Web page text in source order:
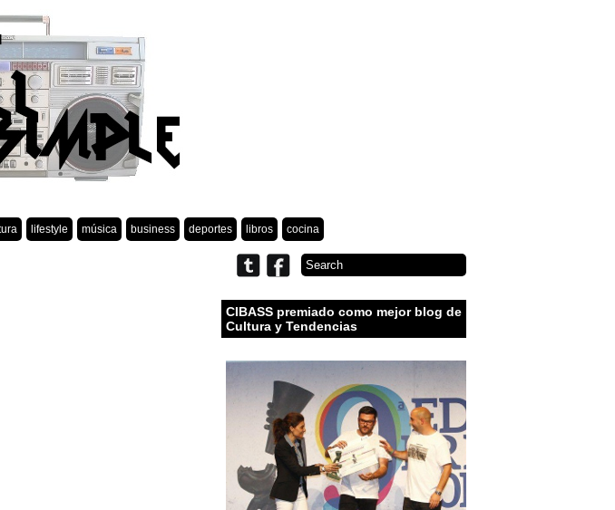
lifestyle música business deportes libros cocina
CIBASS premiado como mejor blog de
Cultura y Tendencias